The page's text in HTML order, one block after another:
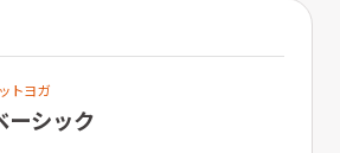
トヨガ
ーシック